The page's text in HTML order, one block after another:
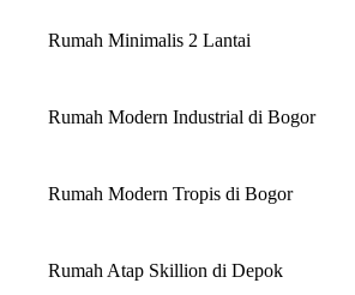
Rumah Minimalis 2 Lantai
Rumah Modern Industrial di Bogor
Rumah Modern Tropis di Bogor
Rumah Atap Skillion di Depok